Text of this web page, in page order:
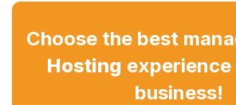
Choose the best
Hosting
business!